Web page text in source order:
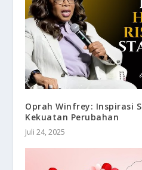
Oprah Winfrey: Inspirasi
Kekuatan Perubahan
Juli 24, 2025